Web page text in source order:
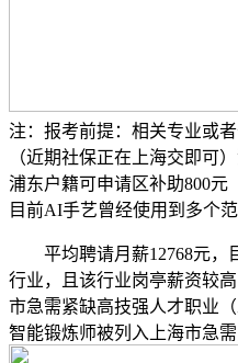
注：报考前提：相关专业或
（近期社保正在上海交即可
浦东户籍可申请区补助800元
目前AI手艺曾经使用到多个范
平均聘请月薪12768元，
行业，且该行业岗亭薪资较
市急需紧缺高技强人才职业
智能锻炼师被列入上海市急需